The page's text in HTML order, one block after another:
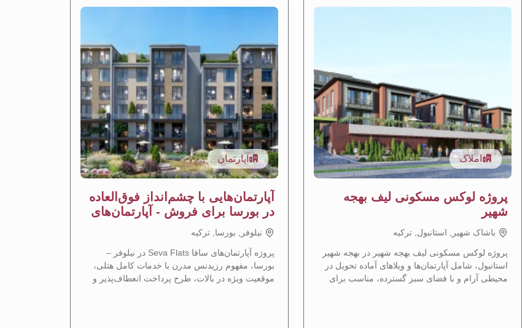
املاک
پروژه لوکس مسکونی لیف بهجه
شهیر
باشاک شهیر, استانبول, تركيه
پروژه لوکس مسکونی لیف بهجه شهیر در بهجه شهیر
استانبول، شامل آپارتمان‌ها و ویلاهای آماده تحویل در
محیطی آرام و با فضای سبز گسترده، مناسب برای
آپارتمان
آپارتمان‌هایی با چشم‌انداز فوق‌العاده
در بورسا برای فروش - آپارتمان‌های
ساوانيلوفر, بورسا, تركيه
پروژه آپارتمان‌های سافا Seva Flats در نیلوفر –
بورسا، مفهوم رزیدنس مدرن با خدمات کامل هتلی،
موقعیت ویژه در بالات، طرح پرداخت انعطاف‌پذیر و